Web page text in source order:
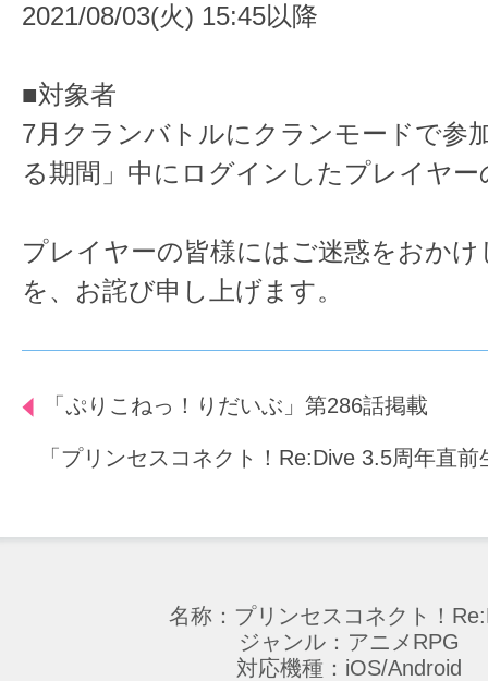
2021/08/03(火) 15:45以降
■対象者
7月クランバトルにクランモードで参
る期間」中にログインしたプレイヤー
プレイヤーの皆様にはご迷惑をおか
を、お詫び申し上げます。
「ぷりこねっ！りだいぶ」第286話掲載
「プリンセスコネクト！Re:Dive 3.5周年直
名称：プリンセスコネクト！
ジャンル：アニメRPG
対応機種：iOS/Android